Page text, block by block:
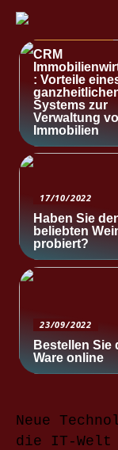
CRM
: Vorteile
Systems zur
Verwaltung
Immobilien
17/10/2022
Haben Sie
beliebten
probiert?
23/09/2022
Bestellen Sie
Ware online
Neue
die IT-Welt